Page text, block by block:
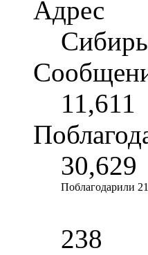
Адрес
Сибирь
11,611
30,629
Поблагодарили
238